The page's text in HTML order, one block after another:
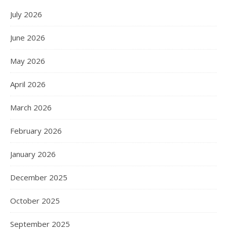
July 2026
June 2026
May 2026
April 2026
March 2026
February 2026
January 2026
December 2025
October 2025
September 2025